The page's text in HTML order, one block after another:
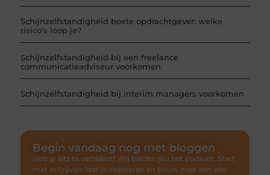
Schijnzelfstandigheid boete opdrachtgever: welke
risico’s loop je?
Schijnzelfstandigheid bij een freelance
communicatieadviseur voorkomen
Schijnzelfstandigheid bij interim managers voorkomen
Begin vandaag nog met bloggen
Heb je iets te vertellen? Wij bieden jou het podium. Start
met schrijven, laat je inspireren en bouw mee aan een